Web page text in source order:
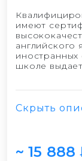
имеют
английского
иностранных
школе
Скрыть
~ 15 888